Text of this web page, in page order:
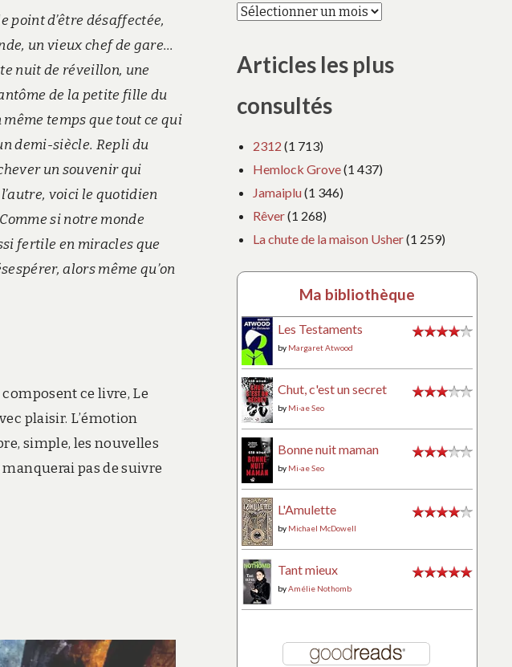
point d’être désaffectée,
un vieux chef de gare…
nuit de réveillon, une
de la petite fille du
temps que tout ce qui
demi-siècle. Repli du
un souvenir qui
voici le quotidien
si notre monde
fertile en miracles que
alors même qu’on
ce livre, Le
plaisir. L’émotion
simple, les nouvelles
pas de suivre
Articles les plus
consultés
2312 (1 713)
Hemlock Grove(1 437)
Jamaiplu(1 346)
Rêver(1 268)
La chute de la maison Usher(1 259)
Ma bibliothèque
Les Testaments
by Margaret Atwood
Chut, c'est un secret
by Mi-ae Seo
Bonne nuit maman
by Mi-ae Seo
L'Amulette
by Michael McDowell
Tant mieux
byAmélie Nothomb